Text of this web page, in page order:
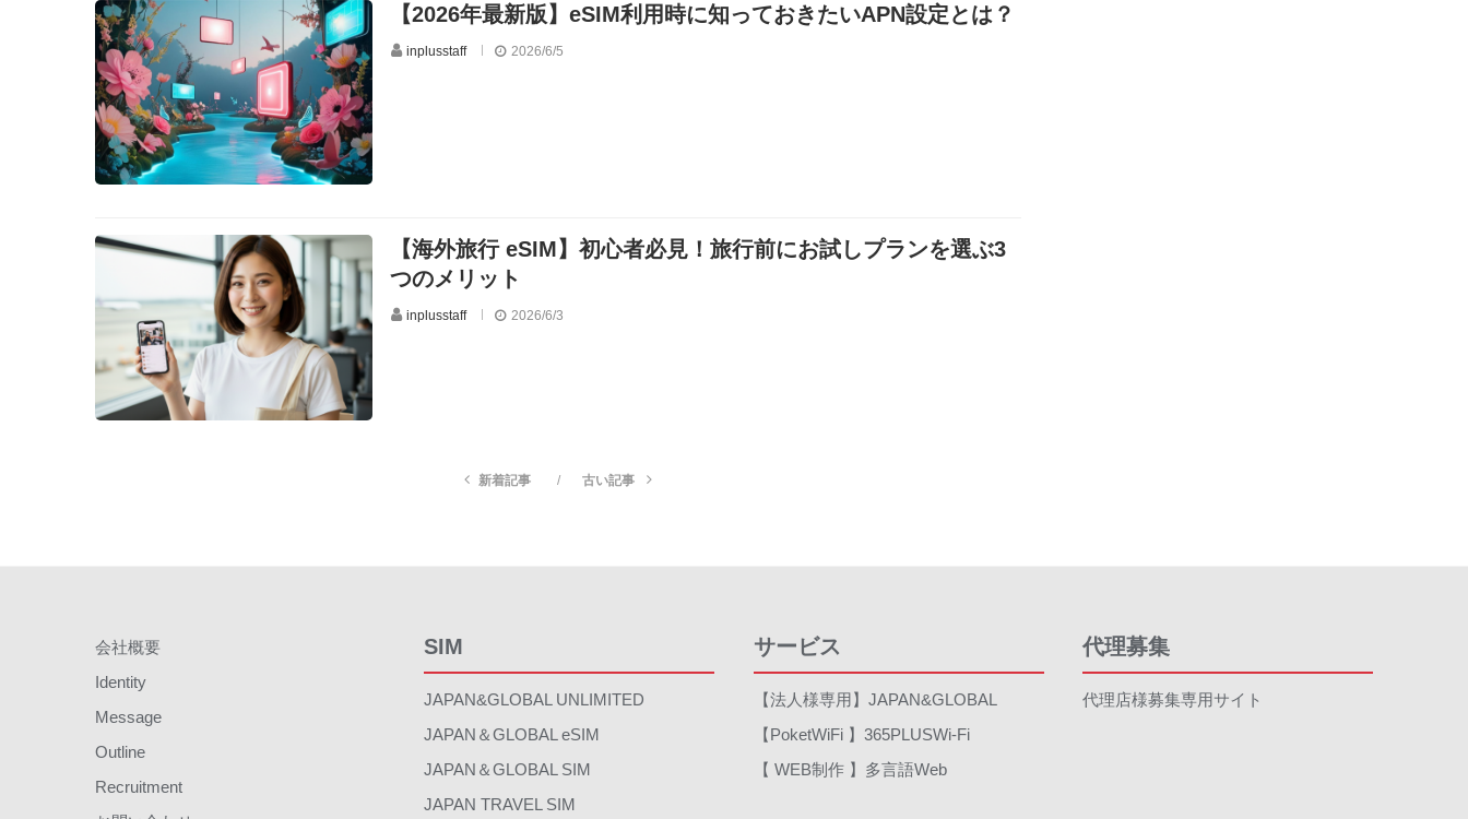
【2026年最新版】eSIM利用時に知っておきたいAPN設定とは？
inplusstaff 2026/6/5
【海外旅行 eSIM】初心者必見！旅行前にお試しプランを選ぶ3
つのメリット
inplusstaff 2026/6/3
新着記事 古い記事
会社概要
Identity
Message
Outline
Recruitment
SIM
JAPAN&GLOBAL UNLIMITED
JAPAN＆GLOBAL eSIM
JAPAN＆GLOBAL SIM
JAPAN TRAVEL SIM
サービス
【法人様専用】JAPAN&GLOBAL
【PoketWiFi 】365PLUSWi-Fi
【 WEB制作 】多言語Web
代理募集
代理店様募集専用サイト